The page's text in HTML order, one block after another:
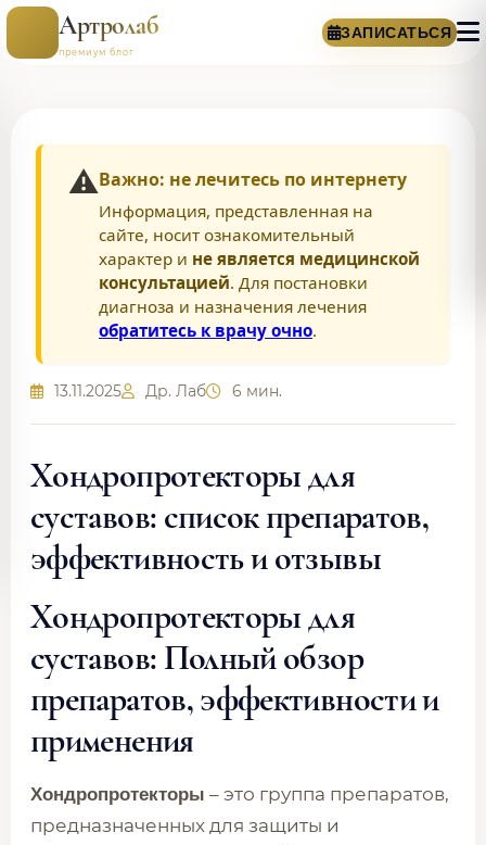
Артролаб
премиум блог
ЗАПИСАТЬСЯ
⚠️Важно: не лечитесь по интернету
Информация, представленная на
сайте, носит ознакомительный
характер и не является медицинской
консультацией. Для постановки
диагноза и назначения лечения
обратитесь к врачу очно.
13.11.2025 Др. Лаб 6 мин.
Хондропротекторы для
суставов: список препаратов,
эффективность и отзывы
Хондропротекторы для
суставов: Полный обзор
препаратов, эффективности и
применения
Хондропротекторы – это группа препаратов,
предназначенных для защиты и